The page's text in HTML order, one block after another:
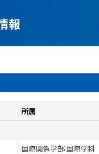
報
所属
国際関係学部 国際学科